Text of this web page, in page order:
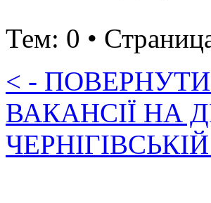
Тем: 0 •
< -
ВАКАНСІЇ НА